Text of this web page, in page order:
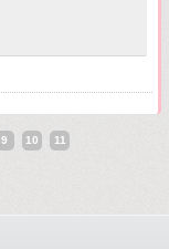
9 10 11